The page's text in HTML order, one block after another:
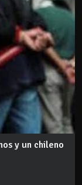
y un chileno